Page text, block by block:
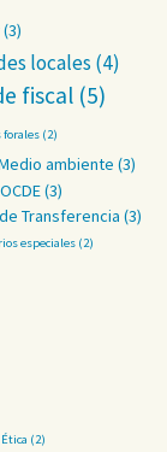
(3)
locales (4)
fiscal (5)
forales (2)
ambiente (3)
OCDE(3)
Transferencia (3)
especiales (2)
Ética (2)